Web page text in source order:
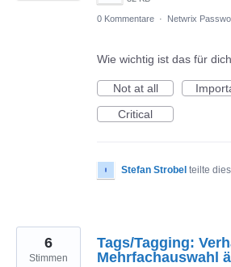
0 Kommentare · Netwrix
Wie wichtig ist das für
Not at all
Critical
Stefan Strobel teilte
Tags/Tagging:
Mehrfachauswahl
6
Stimmen